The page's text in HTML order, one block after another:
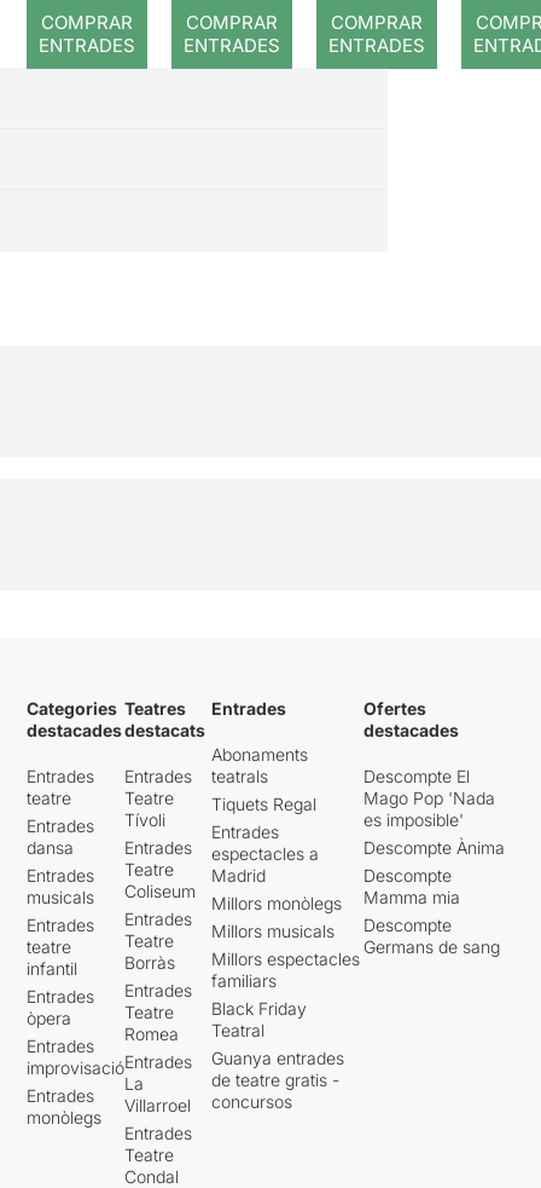
COMPRAR
ENTRADES
COMPRAR
ENTRADES
COMPRAR
ENTRADES
Categories
destacades
Entrades
teatre
Entrades
dansa
Entrades
musicals
Entrades
teatre
infantil
Entrades
òpera
Entrades
improvisació
Entrades
monòlegs
Teatres
destacats
Entrades
Teatre
Tívoli
Entrades
Teatre
Coliseum
Entrades
Teatre
Borràs
Entrades
Teatre
Romea
Entrades
La
Villarroel
Entrades
Teatre
Condal
Entrades
Abonaments
teatrals
Tiquets Regal
Entrades
espectacles a
Madrid
Millors monòlegs
Millors musicals
Millors espectacles
familiars
Black Friday
Teatral
Guanya entrades
de teatre gratis -
concursos
Ofertes
destacades
Descompte El
Mago Pop 'Nada
es imposible'
Descompte Ànima
Descompte
Mamma mia
Descompte
Germans de sang